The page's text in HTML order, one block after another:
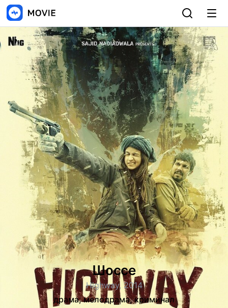
Шоссе
Highway, 2014
драма, мелодрама, криминал